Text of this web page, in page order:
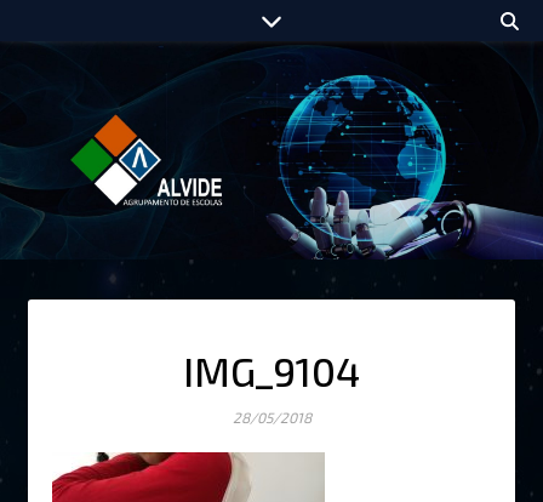
IMG_9104
28/05/2018